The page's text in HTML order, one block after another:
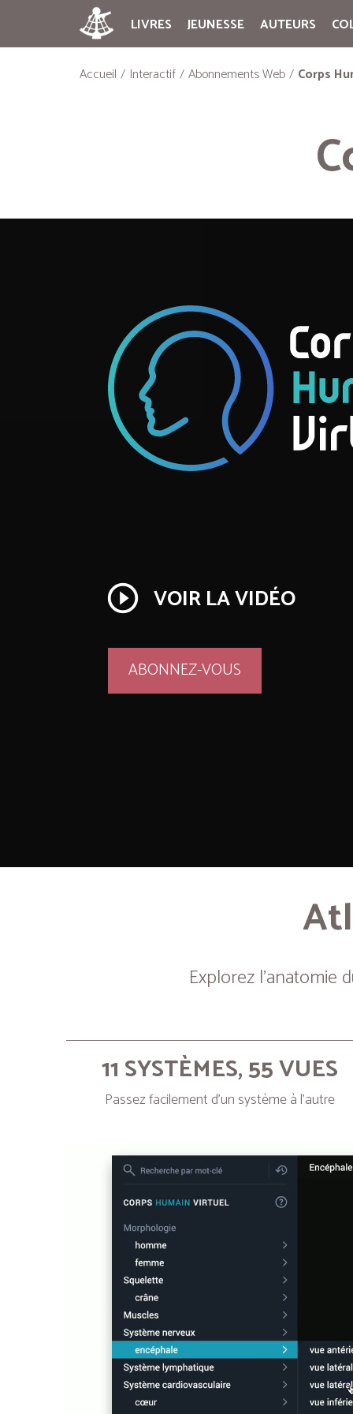
LIVRES JEUNESSE AUTEURS
Accueil Interactif Abonnements Web Corps
play_circle_outline VOIR LA VIDÉO
ABONNEZ-VOUS
Explorez
11 SYSTÈMES, 55 VUES
Passez facilement d’un système à l’autre